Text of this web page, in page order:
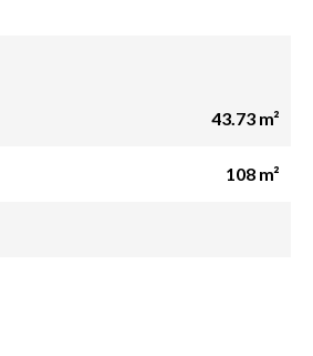
43.73 m²
108 m²